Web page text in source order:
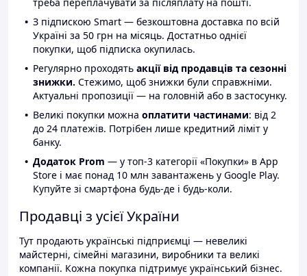
З підпискою Smart — безкоштовна доставка по всій
Україні за 50 грн на місяць. Достатньо однієї
покупки, щоб підписка окупилась.
Регулярно проходять акції від продавців та сезонні
знижки. Стежимо, щоб знижки були справжніми.
Актуальні пропозиції — на головній або в застосунку.
Великі покупки можна оплатити частинами: від 2
до 24 платежів. Потрібен лише кредитний ліміт у
банку.
Додаток Prom — у топ-3 категорії «Покупки» в App
Store і має понад 10 млн завантажень у Google Play.
Купуйте зі смартфона будь-де і будь-коли.
Продавці з усієї України
Тут продають українські підприємці — невеликі
майстерні, сімейні магазини, виробники та великі
компанії. Кожна покупка підтримує український бізнес.